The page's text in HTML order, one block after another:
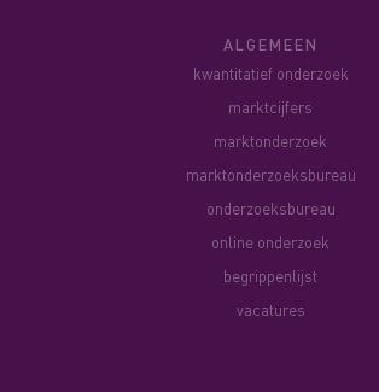
ALGEMEEN
kwantitatief onderzoek
marktcijfers
marktonderzoek
marktonderzoeksbureau
onderzoeksbureau
online onderzoek
begrippenlijst
vacatures